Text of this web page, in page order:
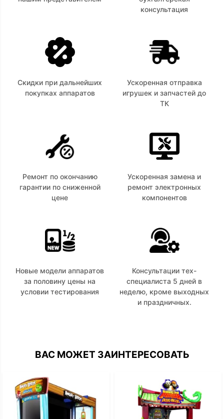
консультация
Скидки при дальнейших
покупках аппаратов
Ускоренная отправка
игрушек и запчастей до
ТК
Ремонт по окончанию
гарантии по сниженной
цене
Ускоренная замена и
ремонт электронных
компонентов
Новые модели аппаратов
за половину цены на
условии тестирования
Консультации тех-
специалиста 5 дней в
неделю, кроме выходных
и праздничных.
ВАС МОЖЕТ ЗАИНТЕРЕСОВАТЬ